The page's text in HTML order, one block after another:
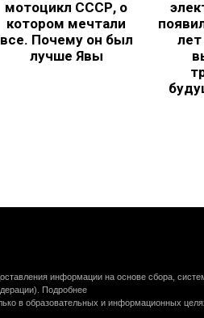
мотоцикл СССР, о
котором мечтали
все. Почему он был
лучше Явы
лет
информации на основе сбора,
Подробнее
в образовательных и информационных